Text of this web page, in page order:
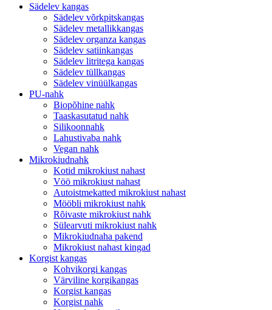
Sädelev kangas
Sädelev võrkpitskangas
Sädelev metallikkangas
Sädelev organza kangas
Sädelev satiinkangas
Sädelev litritega kangas
Sädelev tüllkangas
Sädelev vinüülkangas
PU-nahk
Biopõhine nahk
Taaskasutatud nahk
Silikoonnahk
Lahustivaba nahk
Vegan nahk
Mikrokiudnahk
Kotid mikrokiust nahast
Vöö mikrokiust nahast
Autoistmekatted mikrokiust nahast
Mööbli mikrokiust nahk
Rõivaste mikrokiust nahk
Sülearvuti mikrokiust nahk
Mikrokiudnaha pakend
Mikrokiust nahast kingad
Korgist kangas
Kohvikorgi kangas
Värviline korgikangas
Korgist kangas
Korgist nahk